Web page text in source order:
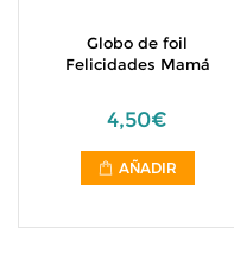
Globo de foil
Felicidades Mamá
4,50€
AÑADIR